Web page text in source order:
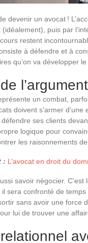
devenir un avocat !
puis par
restent
à défendre et à
qu’on va développer
un combat,
doivent s’armer
ses clients
logique pour
les raisonnements
: L’avocat en droit du
savoir négocier.
sera confronté de
sans avoir une force
lui de trouver une